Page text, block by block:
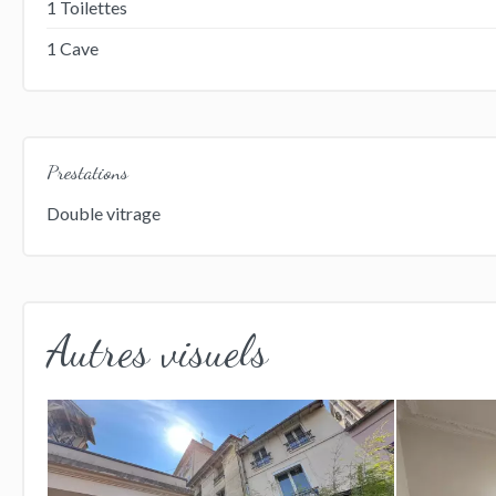
1 Toilettes
1 Cave
Prestations
Double vitrage
Autres visuels